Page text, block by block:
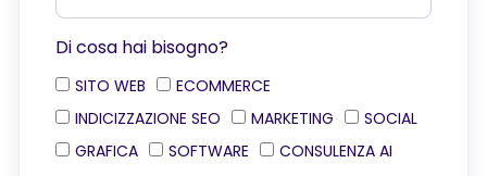
Di cosa hai bisogno?
SITO WEB
ECOMMERCE
INDICIZZAZIONE SEO
MARKETING
SOCIAL
GRAFICA
SOFTWARE CONSULENZA AI